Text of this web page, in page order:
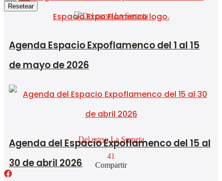
Agenda Espacio Expoflamenco del 1 al 15
de mayo de 2026
Agenda del Espacio Expoflamenco del 15 al
30 de abril 2026
Resetear
Del curso La Serneta
41
Compartir